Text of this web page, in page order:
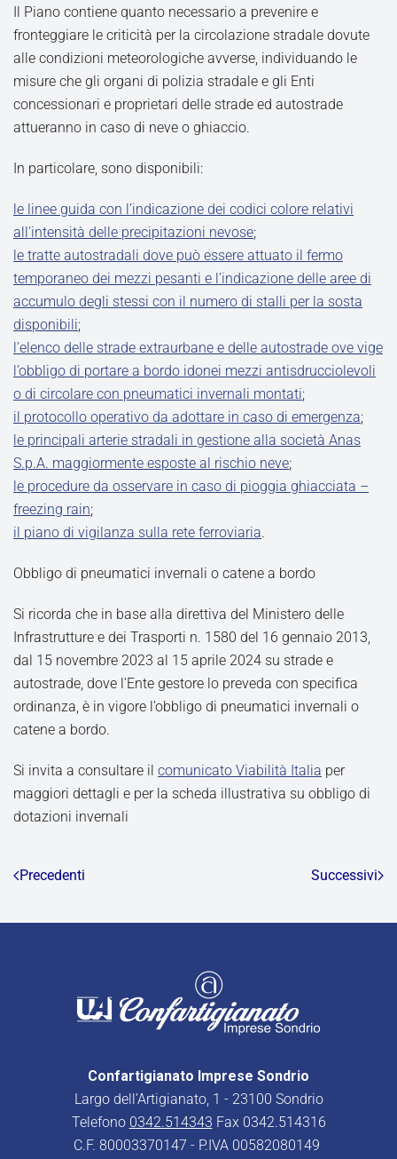
Il Piano contiene quanto necessario a prevenire e
fronteggiare le criticità per la circolazione stradale dovute
alle condizioni meteorologiche avverse, individuando le
misure che gli organi di polizia stradale e gli Enti
concessionari e proprietari delle strade ed autostrade
attueranno in caso di neve o ghiaccio.
In particolare, sono disponibili:
le linee guida con l’indicazione dei codici colore relativi
all’intensità delle precipitazioni nevose;
le tratte autostradali dove può essere attuato il fermo
temporaneo dei mezzi pesanti e l’indicazione delle aree di
accumulo degli stessi con il numero di stalli per la sosta
disponibili;
l’elenco delle strade extraurbane e delle autostrade ove vige
l’obbligo di portare a bordo idonei mezzi antisdrucciolevoli
o di circolare con pneumatici invernali montati;
il protocollo operativo da adottare in caso di emergenza;
le principali arterie stradali in gestione alla società Anas
S.p.A. maggiormente esposte al rischio neve;
le procedure da osservare in caso di pioggia ghiacciata –
freezing rain;
il piano di vigilanza sulla rete ferroviaria.
Obbligo di pneumatici invernali o catene a bordo
Si ricorda che in base alla direttiva del Ministero delle
Infrastrutture e dei Trasporti n. 1580 del 16 gennaio 2013,
dal 15 novembre 2023 al 15 aprile 2024 su strade e
autostrade, dove l’Ente gestore lo preveda con specifica
ordinanza, è in vigore l’obbligo di pneumatici invernali o
catene a bordo.
Si invita a consultare il comunicato Viabilità Italia per
maggiori dettagli e per la scheda illustrativa su obbligo di
dotazioni invernali
Precedenti Successivi
Confartigianato Imprese Sondrio
Largo dell’Artigianato, 1 - 23100 Sondrio
Telefono 0342.514343 Fax 0342.514316
C.F. 80003370147 - P.IVA 00582080149